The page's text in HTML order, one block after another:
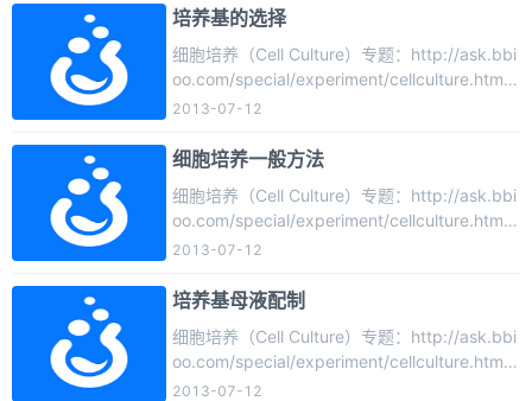
性的有关化学检测方法电子显微镜技术一、活
要每天观察，以便及时了解细胞生长状态、数
量改变、细胞形态、细胞有无移动、有无污
染、培养 ...
培养基的选择
细胞培养（Cell Culture）专题：http://ask.bbi
oo.com/special/experiment/cellculture.htm原
载于：刘进平，莫 饶主编. 热带植物组织培养.
工程简明教程. 北京：中国农业出版社，200
殖. 长沙：湖南科学技术出版，2001培养基的
选择选择基本培养基 ...
2013-07-12
细胞培养一般方法
细胞培养（Cell Culture）专题：http://ask.bbi
oo.com/special/experiment/cellculture.htm1.
玻璃吸管和玻璃培养瓶的消毒:1)高压蒸汽灭菌1
工作台先清洗后用75%酒精擦拭干净紫外线照
养基(pH7.2)和血清配制好后要做无菌试验:将血
清按1 ...
2013-07-12
培养基母液配制
细胞培养（Cell Culture）专题：http://ask.bbi
oo.com/special/experiment/cellculture.htm培
养基配制通常先根据各组分性质，配制成较浓
2013-07-12